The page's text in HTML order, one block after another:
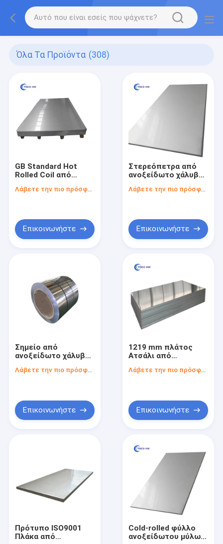
Όλα Τα Προϊόντα (308)
GB Standard Hot
Rolled Coil από
ανοξείδωτο χάλυβαΛάβετε την πιο πρόσφατη τιμή
Επικοινωνήστε
Στερεόπετρα από
ανοξείδωτο χάλυβα
με ψυκτικό R23 καιΛάβετε την πιο πρόσφατη τιμή
Επικοινωνήστε
Σημείο από
ανοξείδωτο χάλυβα
κανονικού μεγέθους/
εμπορία
Λάβετε την πιο πρόσφατη τιμή
Επικοινωνήστε
1219 mm πλάτος
Ατσάλι από
Λάβετε την πιο πρόσφατη τιμή
Επικοινωνήστε
Πρότυπο ISO9001
Πλάκα από
Cold-rolled φύλλο
ανοξείδωτου μύλων